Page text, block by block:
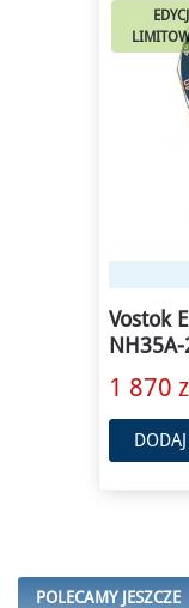
Vostok
1 870
POLECAMY JESZCZE